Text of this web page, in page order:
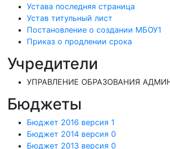
Устава последняя страница
Устав титульный лист
Постановление о создании МБОУ1
Приказ о продлении срока
Учредители
УПРАВЛЕНИЕ ОБРАЗОВАНИЯ
Бюджеты
Бюджет 2016 версия 1
Бюджет 2014 версия 0
Бюджет 2013 версия 0